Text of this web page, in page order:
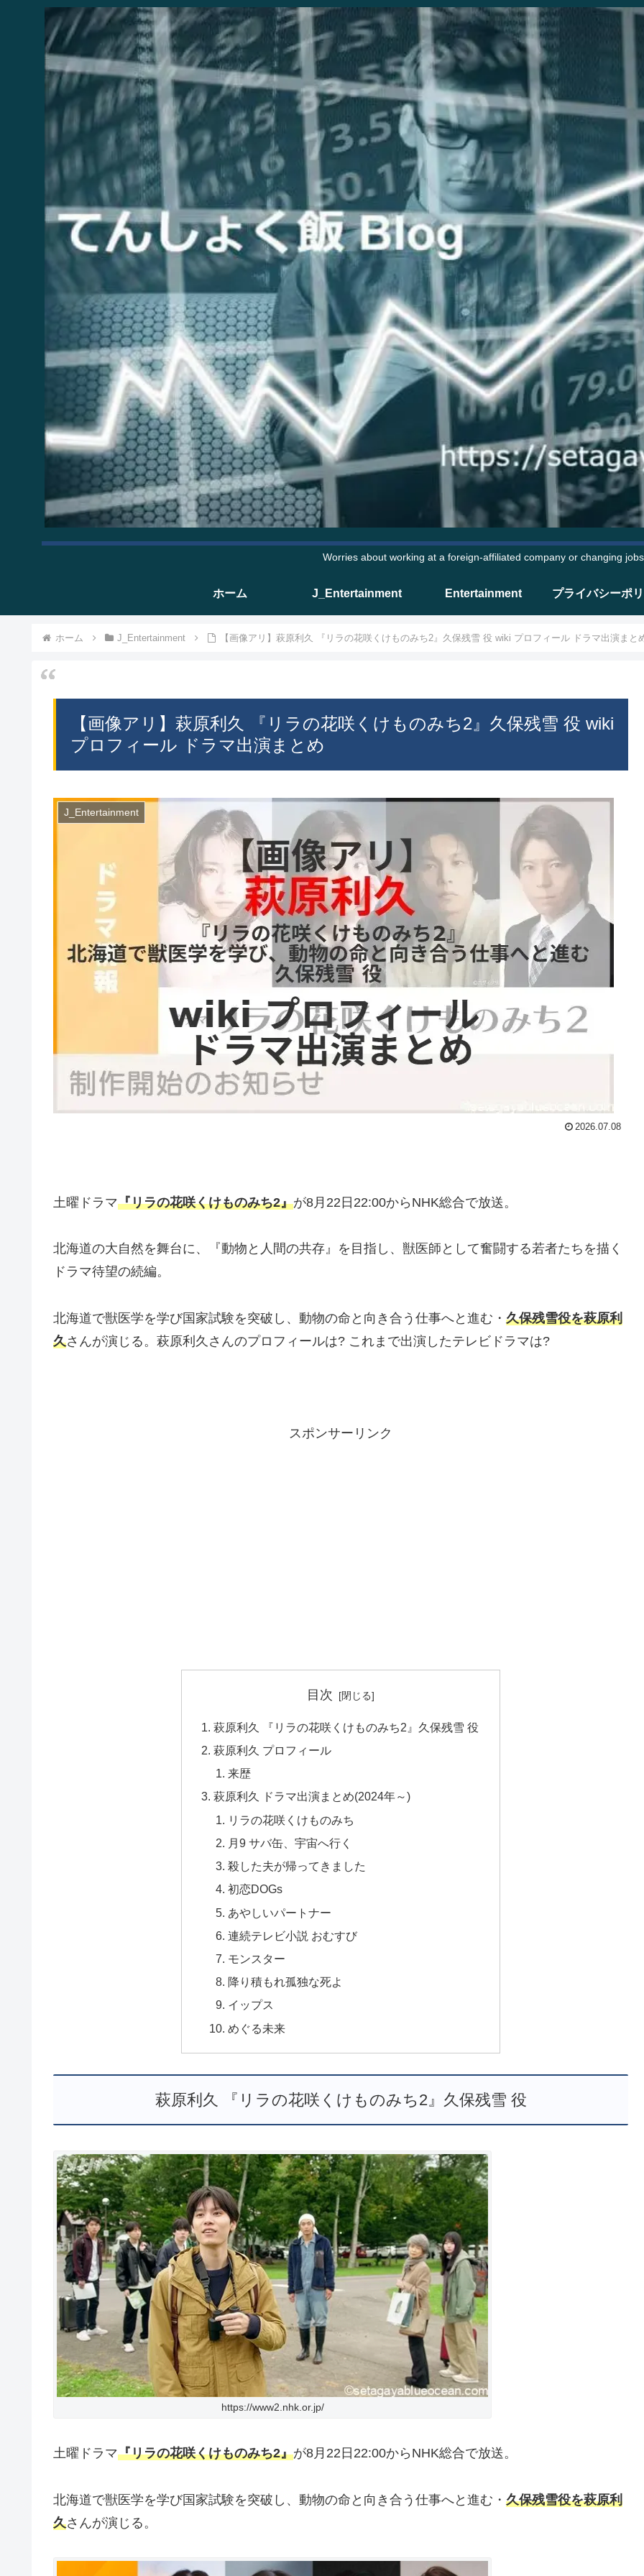
Worries about working at a foreign-affiliated company or changing jobs
ホーム J_Entertainment Entertainment プライバシーポ
ホーム J_Entertainment 【画像アリ】萩原利久 『リラの花咲くけものみち2』久保残雪 役 wiki プロフィール ドラマ出演まと
【画像アリ】萩原利久 『リラの花咲くけものみち2』久保残雪 役 wiki
プロフィール ドラマ出演まとめ
J_Entertainment
2026.07.08
土曜ドラマ『リラの花咲くけものみち2』が8月22日22:00からNHK総合で放送。
北海道の大自然を舞台に、『動物と人間の共存』を目指し、獣医師として奮闘する若者たちを描く
ドラマ待望の続編。
北海道で獣医学を学び国家試験を突破し、動物の命と向き合う仕事へと進む・ 久保残雪役を萩原利
久さんが演じる。萩原利久さんのプロフィールは? これまで出演したテレビドラマは?
スポンサーリンク
目次
萩原利久 『リラの花咲くけものみち2』久保残雪 役
萩原利久 プロフィール
来歴
萩原利久 ドラマ出演まとめ(2024年～)
リラの花咲くけものみち
月9 サバ缶、宇宙へ行く
殺した夫が帰ってきました
初恋DOGs
あやしいパートナー
連続テレビ小説 おむすび
モンスター
降り積もれ孤独な死よ
イップス
めぐる未来
萩原利久 『リラの花咲くけものみち2』久保残雪 役
https://www2.nhk.or.jp/
土曜ドラマ『リラの花咲くけものみち2』が8月22日22:00からNHK総合で放送。
北海道で獣医学を学び国家試験を突破し、動物の命と向き合う仕事へと進む・ 久保残雪役を萩原利
久さんが演じる。